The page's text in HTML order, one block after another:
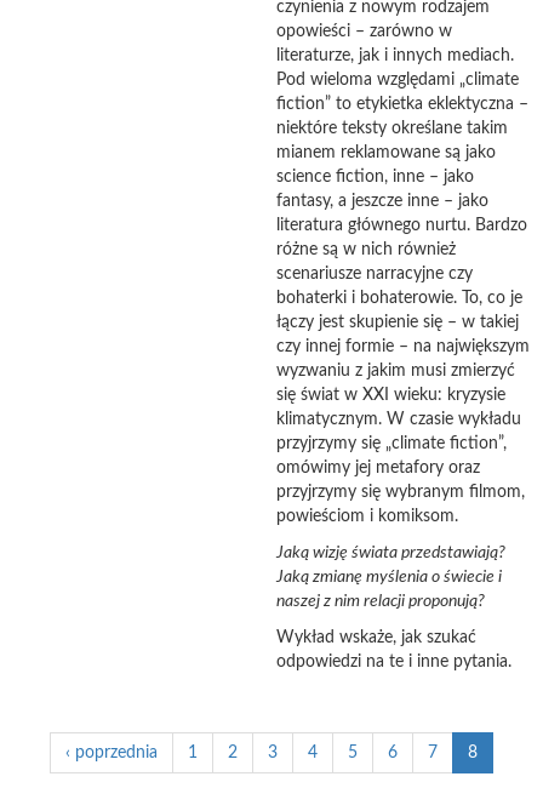
czynienia z nowym rodzajem
opowieści – zarówno w
literaturze, jak i innych mediach.
Pod wieloma względami „climate
fiction” to etykietka eklektyczna –
niektóre teksty określane takim
mianem reklamowane są jako
science fiction, inne – jako
fantasy, a jeszcze inne – jako
literatura głównego nurtu. Bardzo
różne są w nich również
scenariusze narracyjne czy
bohaterki i bohaterowie. To, co je
łączy jest skupienie się – w takiej
czy innej formie – na największym
wyzwaniu z jakim musi zmierzyć
się świat w XXI wieku: kryzysie
klimatycznym. W czasie wykładu
przyjrzymy się „climate fiction”,
omówimy jej metafory oraz
przyjrzymy się wybranym filmom,
powieściom i komiksom.
Jaką wizję świata przedstawiają?
Jaką zmianę myślenia o świecie i
naszej z nim relacji proponują?
Wykład wskaże, jak szukać
odpowiedzi na te i inne pytania.
‹ poprzednia 1 2 3 4 5 6 7 8